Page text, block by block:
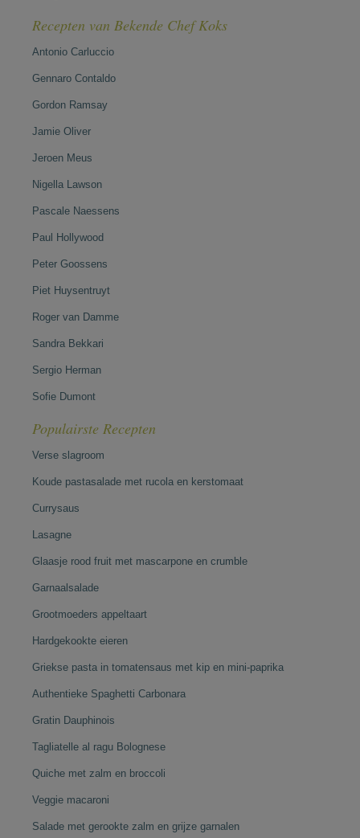
Recepten van Bekende Chef Koks
Antonio Carluccio
Gennaro Contaldo
Gordon Ramsay
Jamie Oliver
Jeroen Meus
Nigella Lawson
Pascale Naessens
Paul Hollywood
Peter Goossens
Piet Huysentruyt
Roger van Damme
Sandra Bekkari
Sergio Herman
Sofie Dumont
Populairste Recepten
Verse slagroom
Koude pastasalade met rucola en kerstomaat
Currysaus
Lasagne
Glaasje rood fruit met mascarpone en crumble
Garnaalsalade
Grootmoeders appeltaart
Hardgekookte eieren
Griekse pasta in tomatensaus met kip en mini-paprika
Authentieke Spaghetti Carbonara
Gratin Dauphinois
Tagliatelle al ragu Bolognese
Quiche met zalm en broccoli
Veggie macaroni
Salade met gerookte zalm en grijze garnalen